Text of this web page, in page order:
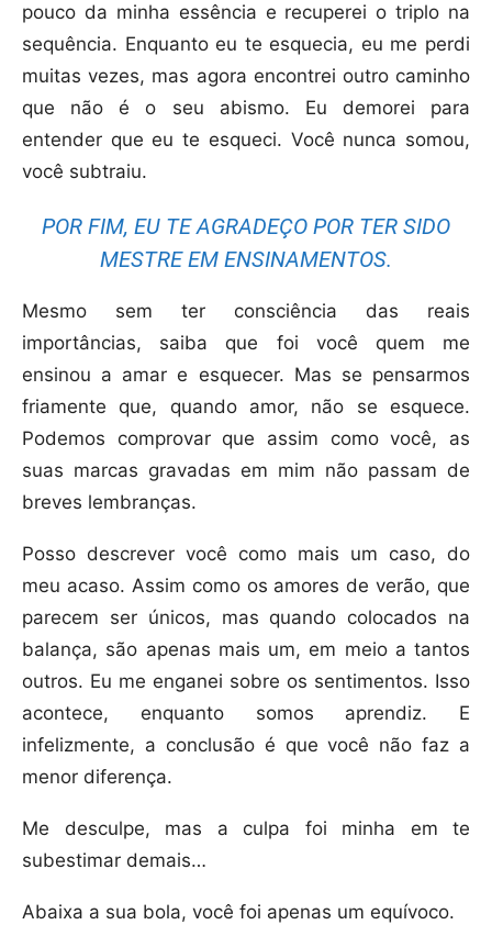
pouco da minha essência e recuperei o triplo na
sequência. Enquanto eu te esquecia, eu me perdi
muitas vezes, mas agora encontrei outro caminho
que não é o seu abismo. Eu demorei para
entender que eu te esqueci. Você nunca somou,
você subtraiu.
POR FIM, EU TE AGRADEÇO POR TER SIDO
MESTRE EM ENSINAMENTOS.
Mesmo sem ter consciência das reais
importâncias, saiba que foi você quem me
ensinou a amar e esquecer. Mas se pensarmos
friamente que, quando amor, não se esquece.
Podemos comprovar que assim como você, as
suas marcas gravadas em mim não passam de
breves lembranças.
Posso descrever você como mais um caso, do
meu acaso. Assim como os amores de verão, que
parecem ser únicos, mas quando colocados na
balança, são apenas mais um, em meio a tantos
outros. Eu me enganei sobre os sentimentos. Isso
acontece, enquanto somos aprendiz. E
infelizmente, a conclusão é que você não faz a
menor diferença.
Me desculpe, mas a culpa foi minha em te
subestimar demais…
Abaixa a sua bola, você foi apenas um equívoco.